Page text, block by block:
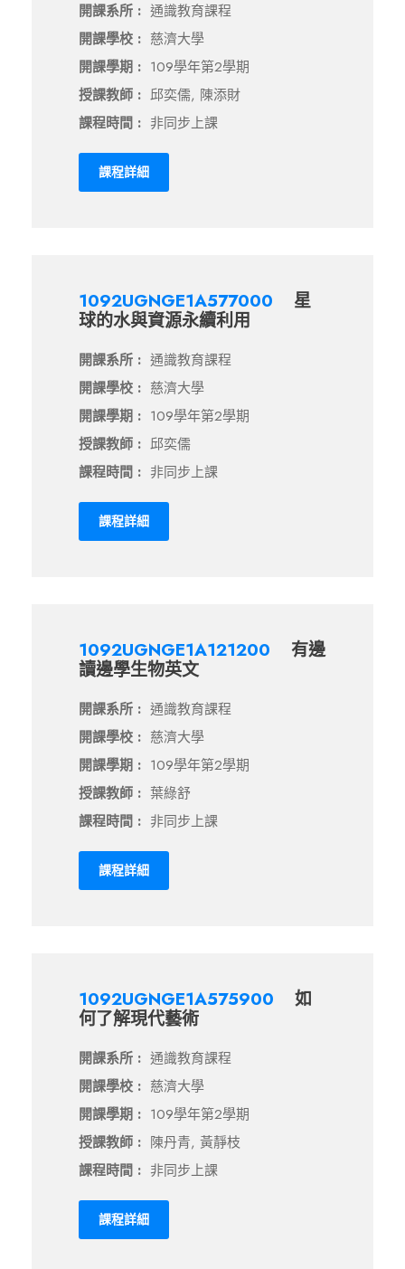
開課系所 : 通識教育課程
開課學校 : 慈濟大學
開課學期 : 109學年第2學期
授課教師 : 邱奕儒, 陳添財
課程時間 : 非同步上課
課程詳細
1092UGNGE1A577000
星
球的水與資源永續利用
開課系所 : 通識教育課程
開課學校 : 慈濟大學
開課學期 : 109學年第2學期
授課教師 : 邱奕儒
課程時間 : 非同步上課
課程詳細
1092UGNGE1A121200
有邊
讀邊學生物英文
開課系所 : 通識教育課程
開課學校 : 慈濟大學
開課學期 : 109學年第2學期
授課教師 : 葉綠舒
課程時間 : 非同步上課
課程詳細
1092UGNGE1A575900
如
何了解現代藝術
開課系所 : 通識教育課程
開課學校 : 慈濟大學
開課學期 : 109學年第2學期
授課教師 : 陳丹青, 黃靜枝
課程時間 : 非同步上課
課程詳細